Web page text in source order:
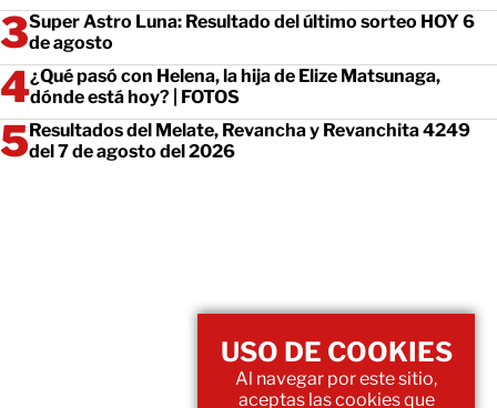
Super Astro Luna: Resultado del último sorteo HOY 6
de agosto
¿Qué pasó con Helena, la hija de Elize Matsunaga,
dónde está hoy? | FOTOS
Resultados del Melate, Revancha y Revanchita 4249
del 7 de agosto del 2026
USO DE COOKIES
Al navegar por este sitio,
aceptas las cookies que